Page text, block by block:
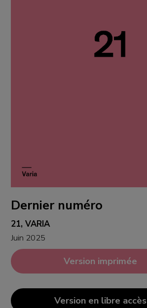
Dernier numéro
21, VARIA
Juin 2025
Version imprimée
Version en libre accès